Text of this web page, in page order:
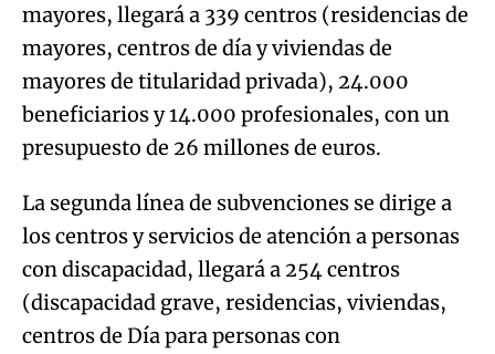
mayores, llegará a 339 centros (residencias de
mayores, centros de día y viviendas de
mayores de titularidad privada), 24.000
beneficiarios y 14.000 profesionales, con un
presupuesto de 26 millones de euros.
La segunda línea de subvenciones se dirige a
los centros y servicios de atención a personas
con discapacidad, llegará a 254 centros
(discapacidad grave, residencias, viviendas,
centros de Día para personas con